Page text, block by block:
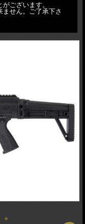
ございます。
せん。ご了承下さ